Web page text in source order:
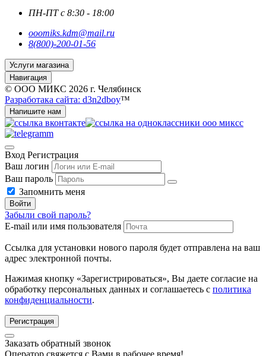
ПН-ПТ с 8:30 - 18:00
ooomiks.kdm@mail.ru
8(800)-200-01-56
Услуги магазина
Навигация
© ООО МИКС 2026 г. Челябинск
Разработака сайта: d3n2dboy™
Напишите нам
Вход Регистрация
Ваш логин
Ваш пароль
Запомнить меня
Войти
Забыли свой пароль?
E-mail или имя пользователя
Ссылка для установки нового пароля будет отправлена ​​на ваш
адрес электронной почты.
Нажимая кнопку «Зарегистрироваться», Вы даете согласие на
обработку персональных данных и соглашаетесь с политика
конфиденциальности.
Регистрация
Заказать обратный звонок
Оператор свяжется с Вами в рабочее время!